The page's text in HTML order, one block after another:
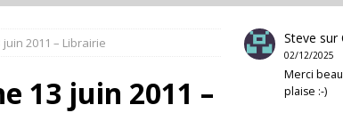
2011 – Librairie
13 juin 2011 –
Steve sur
02/12/2025
Merci
plaise :-)